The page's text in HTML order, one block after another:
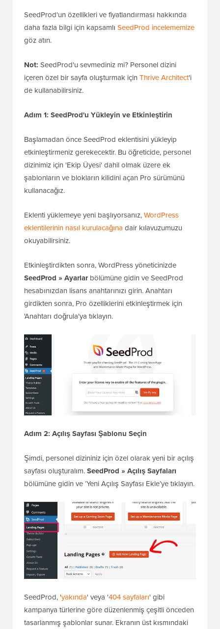
SeedProd'un özellikleri ve fiyatlandırması hakkında
daha fazla bilgi için kapsamlı SeedProd incelememize
göz atın.
Not: SeedProd'u sevmediniz mi? Personel dizini
içeren özel bir sayfa oluşturmak için Thrive Architect'i
de kullanabilirsiniz.
Adım 1: SeedProd'u Yükleyin ve Etkinleştirin
Başlamadan önce SeedProd eklentisini yükleyip
etkinleştirmeniz gerekecektir. Bu öğreticide, personel
dizinimiz için 'Ekip Üyesi' dahil olmak üzere ek
şablonların ve blokların kilidini açan Pro sürümünü
kullanacağız.
Eklenti yüklemeye yeni başlıyorsanız,WordPress
eklentilerinin nasıl kurulacağına dair kılavuzumuzu
okuyabilirsiniz.
Etkinleştirdikten sonra, WordPress yöneticinizde
SeedProd » Ayarlarbölümüne gidin ve SeedProd
hesabınızdan lisans anahtarınızı girin. Anahtarı
girdikten sonra, Pro özelliklerini etkinleştirmek için
'Anahtarı doğrula'ya tıklayın.
Adım 2: Açılış Sayfası Şablonu Seçin
Şimdi, personel dizininiz için özel olarak yeni bir açılış
sayfası oluşturalım.SeedProd » Açılış Sayfaları
bölümüne gidin ve ‘Yeni Açılış Sayfası Ekle’ye tıklayın.
SeedProd, 'yakında' veya '404 sayfaları' gibi
kampanya türlerine göre düzenlenmiş çeşitli önceden
tasarlanmış şablonlar sunar. Ekranın üst kısmındaki